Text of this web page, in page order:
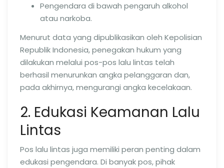
Pengendara di bawah pengaruh alkohol
atau narkoba.
Menurut data yang dipublikasikan oleh Kepolisian
Republik Indonesia, penegakan hukum yang
dilakukan melalui pos-pos lalu lintas telah
berhasil menurunkan angka pelanggaran dan,
pada akhirnya, mengurangi angka kecelakaan.
2. Edukasi Keamanan Lalu
Lintas
Pos lalu lintas juga memiliki peran penting dalam
edukasi pengendara. Di banyak pos, pihak